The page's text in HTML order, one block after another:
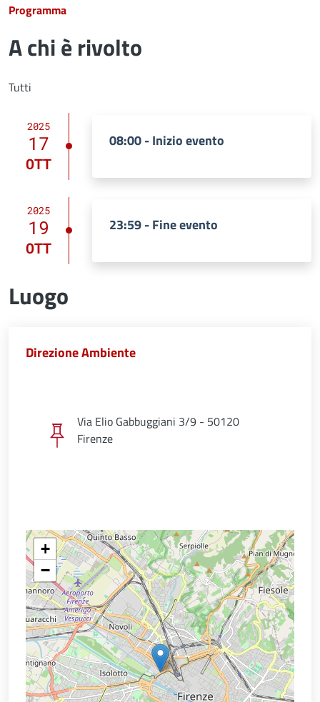
Programma
A chi è rivolto
Tutti
2025
17
OTT
08:00 - Inizio evento
2025
19
OTT
23:59 - Fine evento
Luogo
Direzione Ambiente
Via Elio Gabbuggiani 3/9 - 50120
Firenze
+
−